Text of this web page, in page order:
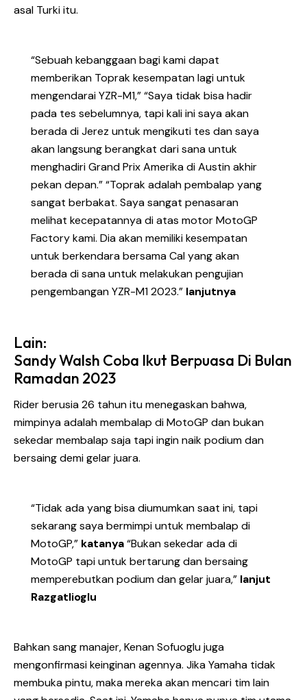
asal Turki itu.
“Sebuah kebanggaan bagi kami dapat
memberikan Toprak kesempatan lagi untuk
mengendarai YZR-M1,” “Saya tidak bisa hadir
pada tes sebelumnya, tapi kali ini saya akan
berada di Jerez untuk mengikuti tes dan saya
akan langsung berangkat dari sana untuk
menghadiri Grand Prix Amerika di Austin akhir
pekan depan.” “Toprak adalah pembalap yang
sangat berbakat. Saya sangat penasaran
melihat kecepatannya di atas motor MotoGP
Factory kami. Dia akan memiliki kesempatan
untuk berkendara bersama Cal yang akan
berada di sana untuk melakukan pengujian
pengembangan YZR-M1 2023.” lanjutnya
Lain:
Sandy Walsh Coba Ikut Berpuasa Di Bulan
Ramadan 2023
Rider berusia 26 tahun itu menegaskan bahwa,
mimpinya adalah membalap di MotoGP dan bukan
sekedar membalap saja tapi ingin naik podium dan
bersaing demi gelar juara.
“Tidak ada yang bisa diumumkan saat ini, tapi
sekarang saya bermimpi untuk membalap di
MotoGP,” katanya“Bukan sekedar ada di
MotoGP tapi untuk bertarung dan bersaing
memperebutkan podium dan gelar juara,” lanjut
Razgatlioglu
Bahkan sang manajer, Kenan Sofuoglu juga
mengonfirmasi keinginan agennya. Jika Yamaha tidak
membuka pintu, maka mereka akan mencari tim lain